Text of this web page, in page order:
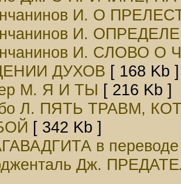
И. О
И.
И. СЛОВО
ДУХОВ [ 168 Kb ]
М. Я И ТЫ [ 216 Kb ]
Л. ПЯТЬ ТРАВМ,
[ 342 Kb ]
в
Дж.